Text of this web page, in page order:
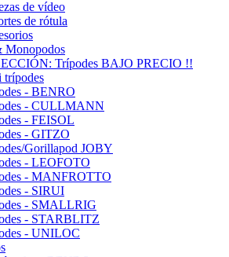
de vídeo
de rótula
Monopodos
Trípodes BAJO PRECIO !!
trípodes
- BENRO
- CULLMANN
- FEISOL
- GITZO
Gorillapod JOBY
- LEOFOTO
- MANFROTTO
- SIRUI
- SMALLRIG
- STARBLITZ
- UNILOC